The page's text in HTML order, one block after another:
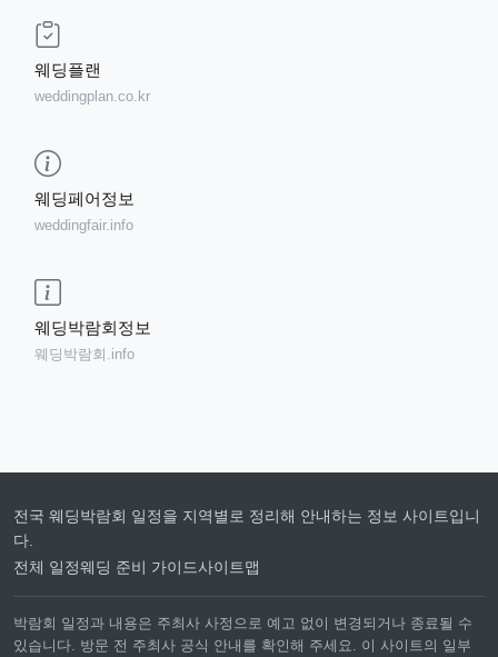
웨딩플랜
weddingplan.co.kr
웨딩페어정보
weddingfair.info
웨딩박람회정보
웨딩박람회.info
전국 웨딩박람회 일정을 지역별로 정리해 안내하는 정보 사이트입니
다.
전체 일정웨딩 준비 가이드사이트맵
박람회 일정과 내용은 주최사 사정으로 예고 없이 변경되거나 종료될 수
있습니다. 방문 전 주최사 공식 안내를 확인해 주세요. 이 사이트의 일부